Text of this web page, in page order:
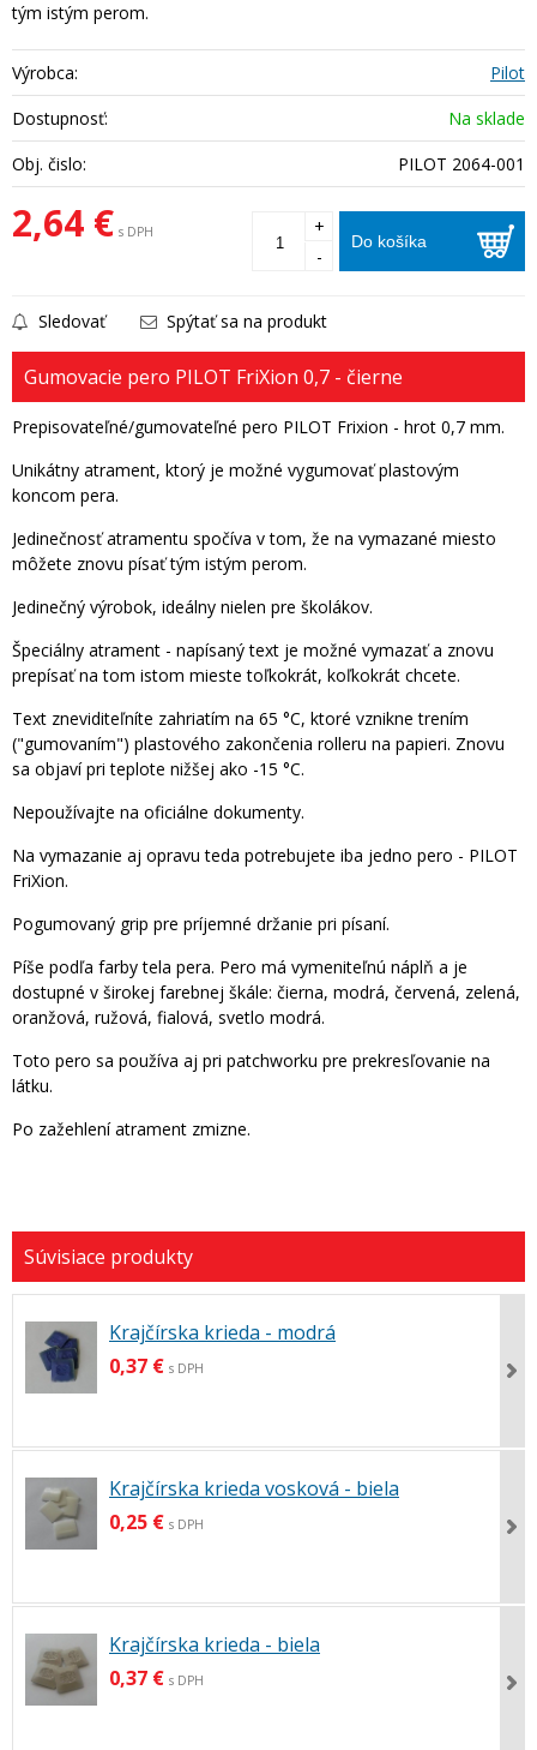
tým istým perom.
Výrobca:
Pilot
Dostupnosť:
Na sklade
Obj. čislo:
PILOT 2064-001
2,64 € s DPH Do košíka
+
-
Sledovať Spýtať sa na produkt
Gumovacie pero PILOT FriXion 0,7 - čierne
Prepisovateľné/gumovateľné pero PILOT Frixion - hrot 0,7 mm.
Unikátny atrament, ktorý je možné vygumovať plastovým
koncom pera.
Jedinečnosť atramentu spočíva v tom, že na vymazané miesto
môžete znovu písať tým istým perom.
Jedinečný výrobok, ideálny nielen pre školákov.
Špeciálny atrament - napísaný text je možné vymazať a znovu
prepísať na tom istom mieste toľkokrát, koľkokrát chcete.
Text zneviditeľníte zahriatím na 65 °C, ktoré vznikne trením
("gumovaním") plastového zakončenia rolleru na papieri. Znovu
sa objaví pri teplote nižšej ako -15 °C.
Nepoužívajte na oficiálne dokumenty.
Na vymazanie aj opravu teda potrebujete iba jedno pero - PILOT
FriXion.
Pogumovaný grip pre príjemné držanie pri písaní.
Píše podľa farby tela pera. Pero má vymeniteľnú náplň a je
dostupné v širokej farebnej škále: čierna, modrá, červená, zelená,
oranžová, ružová, fialová, svetlo modrá.
Toto pero sa používa aj pri patchworku pre prekresľovanie na
látku.
Po zažehlení atrament zmizne.
Krajčírska krieda - modrá
0,37 € s DPH
Krajčírska krieda vosková - biela
0,25 € s DPH
Krajčírska krieda - biela
0,37 € s DPH